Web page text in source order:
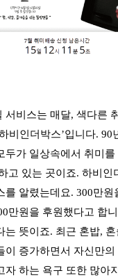
서비스는 매달, 색다른
비인더박스’입니다. 90
두가 일상속에서 취미
고 있는 곳이죠. 하비인
를 알렸는데요. 300만원
만원을 후원했다고 합
는 뜻이죠. 최근 혼밥,
이 증가하면서 자신만의
자 하는 욕구 또한 많아